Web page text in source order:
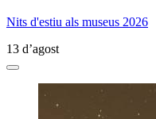
Nits d'estiu als museus 2026
13 d’agost